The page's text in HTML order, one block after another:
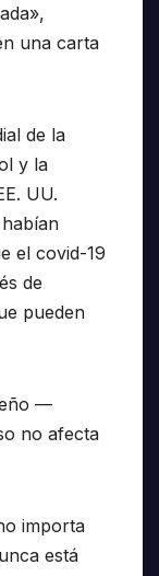
una carta
de la
y la
UU.
el covid-19
de
pueden
—
no afecta
importa
está